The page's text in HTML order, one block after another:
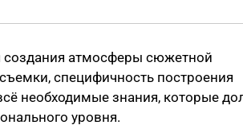
создания атмосферы сюжетной
специфичность построения
необходимые знания, которые
уровня.